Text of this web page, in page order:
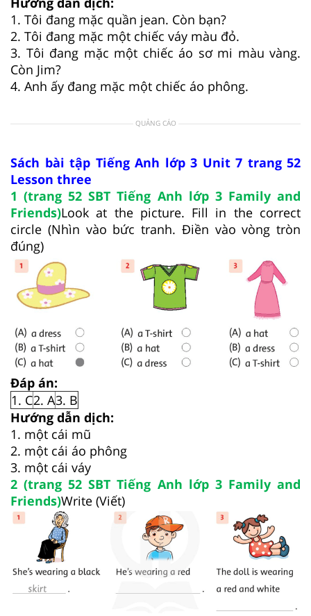
1. Tôi đang mặc quần jean. Còn bạn?
2. Tôi đang mặc một chiếc váy màu đỏ.
3. Tôi đang mặc một chiếc áo sơ mi màu vàng.
Còn Jim?
4. Anh ấy đang mặc một chiếc áo phông.
QUẢNG CÁO
Sách bài tập Tiếng Anh lớp 3 Unit 7 trang 52
Lesson three
1 (trang 52 SBT Tiếng Anh lớp 3 Family and
Friends)Look at the picture. Fill in the correct
circle (Nhìn vào bức tranh. Điền vào vòng tròn
đúng)
Đáp án:
1. C2. A3. B
Hướng dẫn dịch:
1. một cái mũ
2. một cái áo phông
3. một cái váy
2 (trang 52 SBT Tiếng Anh lớp 3 Family and
Friends)Write (Viết)